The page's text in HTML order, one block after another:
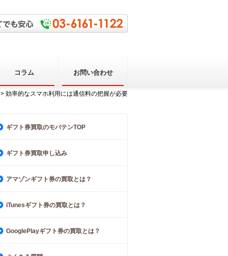
コラム お問い合わせ
> 効率的なスマホ利用には通信料の把握が必要
ギフト券買取のモバテンTOP
ギフト券買取申し込み
アマゾンギフト券の買取とは？
iTunesギフト券の買取とは？
GooglePlayギフト券の買取とは？